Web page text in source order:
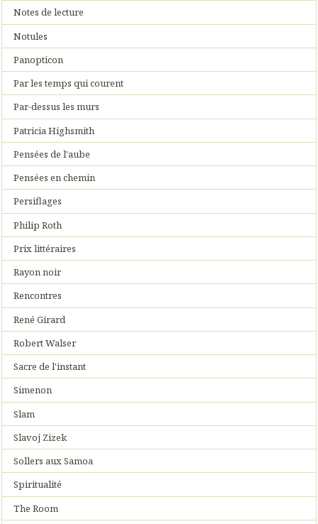
Notes de lecture
Notules
Panopticon
Par les temps qui courent
Par-dessus les murs
Patricia Highsmith
Pensées de l'aube
Pensées en chemin
Persiflages
Philip Roth
Prix littéraires
Rayon noir
Rencontres
René Girard
Robert Walser
Sacre de l'instant
Simenon
Slam
Slavoj Zizek
Sollers aux Samoa
Spiritualité
The Room